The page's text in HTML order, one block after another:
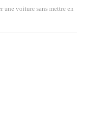
une voiture sans mettre en